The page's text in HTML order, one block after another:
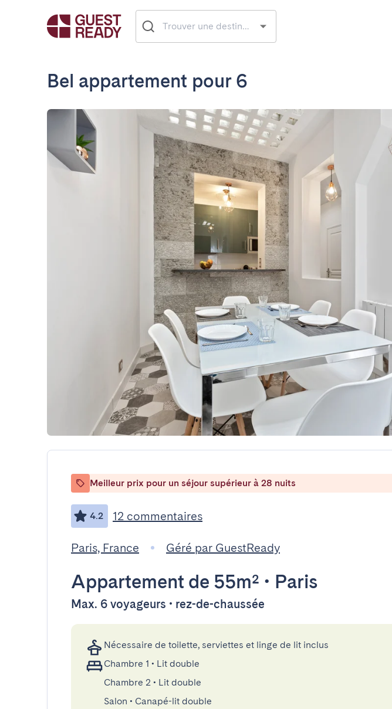
Bel appartement pour 6
Meilleur prix pour un séjour supérieur à 28 nuits
4.2 12 commentaires
Paris, France Géré par GuestReady
Appartement de 55m² • Paris
Max. 6 voyageurs • rez-de-chaussée
Nécessaire de toilette, serviettes et linge de lit inclus
Chambre 1 • Lit double
Chambre 2 • Lit double
Salon • Canapé-lit double